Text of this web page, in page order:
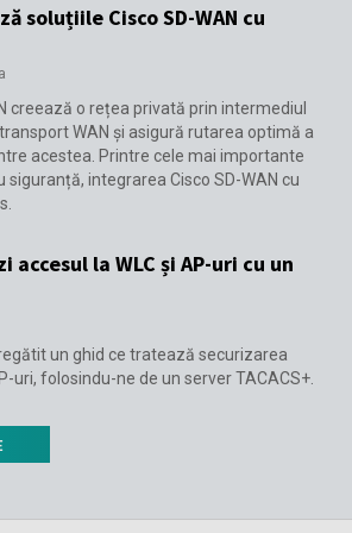
soluțiile Cisco SD-WAN cu
creează o rețea privată prin intermediul
WAN și asigură rutarea optimă a
acestea. Printre cele mai importante
siguranță, integrarea Cisco SD-WAN cu
accesul la WLC și AP-uri cu un
un ghid ce tratează securizarea
uri, folosindu-ne de un server TACACS+.